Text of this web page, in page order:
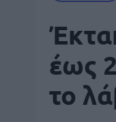
έως
το